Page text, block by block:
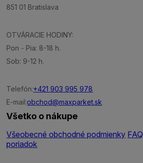
851 01 Bratislava
OTVÁRACIE HODINY:
Pon - Pia: 8-18 h.
Sob: 9-12 h.
Telefón:+421 903 995 978
E-mail:obchod@maxparket.sk
Všetko o nákupe
Všeobecné obchodné podmienky FAQ
poriadok